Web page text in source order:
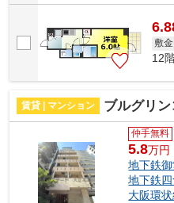
敷金
12
賃貸 | マンション ブルグリンコ
仲手無料
5.8万円
地下鉄
地下鉄
大阪環状